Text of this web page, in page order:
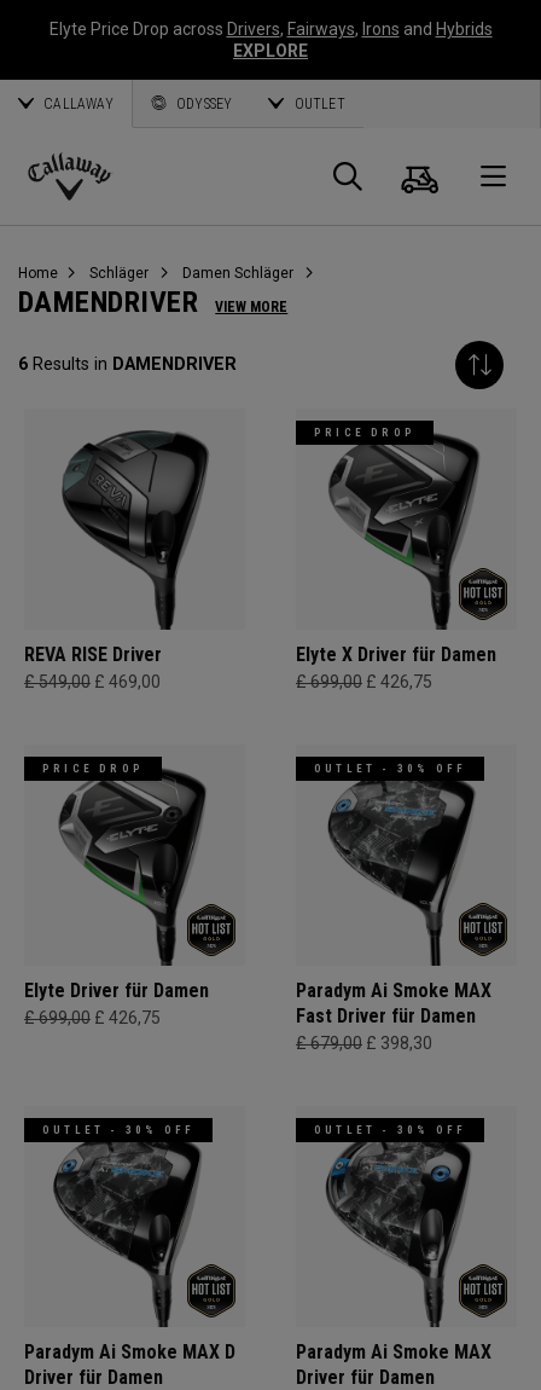
Elyte Price Drop across Drivers, Fairways, Irons and Hybrids
EXPLORE
CALLAWAY ODYSSEY OUTLET
Callaway
Suche
Home Schläger Damen Schläger
DAMENDRIVER VIEW MORE
6 Results in DAMENDRIVER
REVA RISE Driver
£ 549,00 £ 469,00
PRICE DROP
Elyte X Driver für Damen
£ 699,00 £ 426,75
PRICE DROP
Elyte Driver für Damen
£ 699,00 £ 426,75
OUTLET - 30% OFF
Paradym Ai Smoke MAX
Fast Driver für Damen
£ 679,00 £ 398,30
OUTLET - 30% OFF
Paradym Ai Smoke MAX D
Driver für Damen
OUTLET - 30% OFF
Paradym Ai Smoke MAX
Driver für Damen